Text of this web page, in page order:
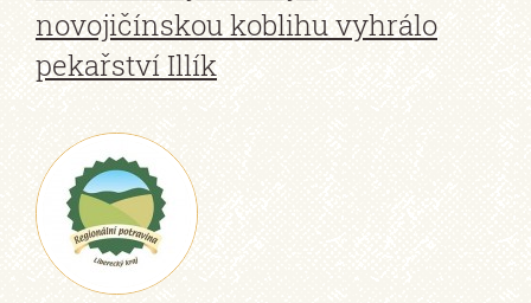
novojičínskou koblihu vyhrálo
pekařství Illík